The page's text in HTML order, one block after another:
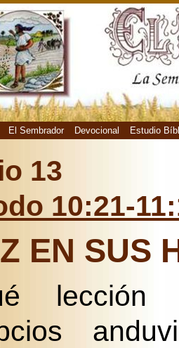
El Sembrador Devocional Estudio
13
10:21-
EN SUS